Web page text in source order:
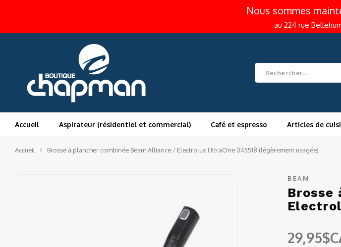
Nous sommes
au 224 rue
Accueil Aspirateur (résidentiel et commercial) Café et espresso Articles de
Accueil Brosse à plancher combinée Beam Alliance / Electrolux UltraOne 045518 (légèrement usagée)
BEAM
Brosse